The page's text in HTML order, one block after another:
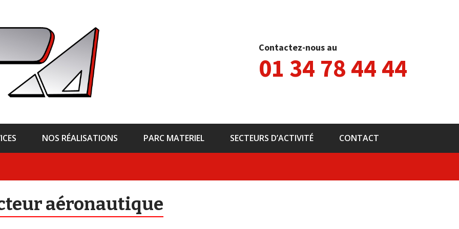
Contactez-nous au
01 34 78 44 44
NOS RÉALISATIONS PARC MATERIEL SECTEURS D’ACTIVITÉ CONTACT
aéronautique